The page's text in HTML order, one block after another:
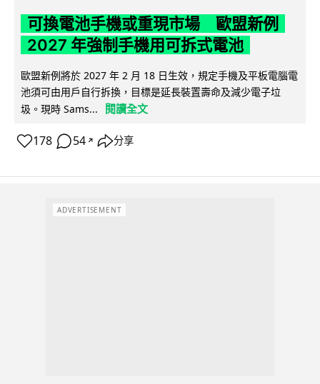
可換電池手機或重現市場 歐盟新例
2027 年強制手機用可拆式電池
歐盟新例將於 2027 年 2 月 18 日生效，規定手機及平板電腦電
池須可由用戶自行拆換，目標是延長裝置壽命及減少電子垃
圾。現時 Sams...
閱讀全文
178 54 ↗ 分享
ADVERTISEMENT